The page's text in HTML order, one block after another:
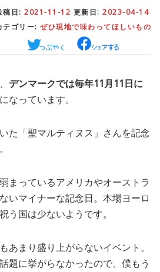
日本人の考察
掲載 TRAVEL– 旅行
ブログ
稿日: 2021-11-12 更新日: 2023-04-14
テゴリー: ぜひ現地で味わってほしいもの
デンマークでは毎年11月11日に
なっています。
た「聖マルティヌス」さんを記念
まっているアメリカやオーストラ
いマイナーな記念日。本場ヨーロ
う国は少ないようです。
あまり盛り上がらないイベント。
題に挙がらなかったので、僕もう